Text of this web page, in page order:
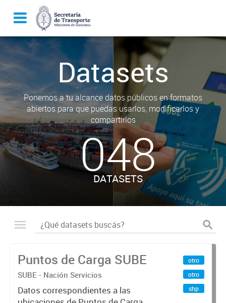
Datasets
Ponemos a tu alcance datos públicos en formatos
abiertos para que puedas usarlos, modificarlos y
compartirlos
048
DATASETS
Puntos de Carga SUBE
SUBE - Nación Servicios
Datos correspondientes a las
otro
otro
shp